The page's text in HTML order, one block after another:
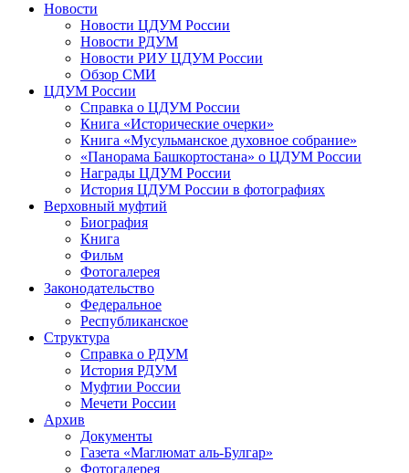
Новости
Новости ЦДУМ России
Новости РДУМ
Новости РИУ ЦДУМ России
Обзор СМИ
ЦДУМ России
Справка о ЦДУМ России
Книга «Исторические очерки»
Книга «Мусульманское духовное собрание»
«Панорама Башкортостана» о ЦДУМ России
Награды ЦДУМ России
История ЦДУМ России в фотографиях
Верховный муфтий
Биография
Книга
Фильм
Фотогалерея
Законодательство
Федеральное
Республиканское
Структура
Справка о РДУМ
История РДУМ
Муфтии России
Мечети России
Архив
Документы
Газета «Маглюмат аль-Булгар»
Фотогалерея